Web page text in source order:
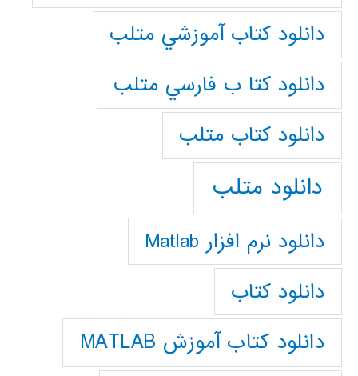
دانلود كتاب آموزشي متلب
دانلود كتا ب فارسي متلب
دانلود كتاب متلب
دانلود متلب
دانلود نرم افزار Matlab
دانلود کتاب
دانلود کتاب آموزش MATLAB